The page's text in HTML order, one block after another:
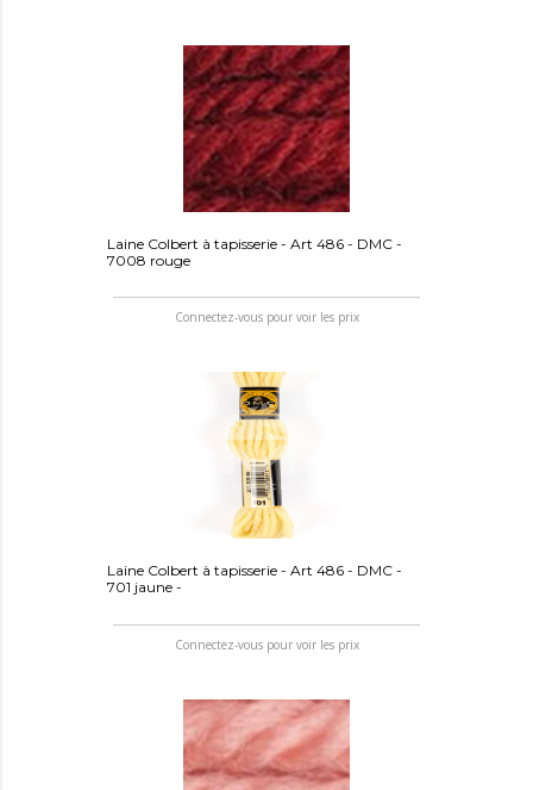
Laine Colbert à tapisserie - Art 486 - DMC -
7008 rouge
Connectez-vous pour voir les prix
Laine Colbert à tapisserie - Art 486 - DMC -
701 jaune -
Connectez-vous pour voir les prix